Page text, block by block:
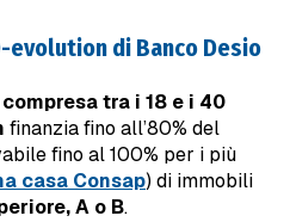
evolution di Banco Desio
compresa tra i 18 e i 40
finanzia fino all’80% del
fino al 100% per i più
casa Consap) di immobili
A o B.